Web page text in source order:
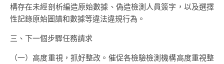
構存在未經剖析編造原始數據、偽造檢測人員簽字，以及選擇
性記錄原始圖譜和數據等違法違規行為。
三、下一個步驟任務請求
（一）高度重視，抓好整改。催促各檢驗檢測機構高度重視整